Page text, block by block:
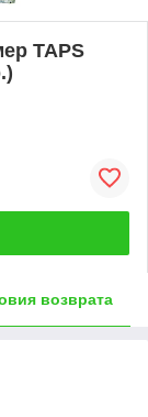
TAPS
возврата